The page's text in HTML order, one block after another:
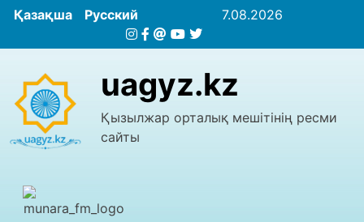
Қазақша Русский 7.08.2026
uagyz.kz
Қызылжар орталық мешітінің ресми
сайты